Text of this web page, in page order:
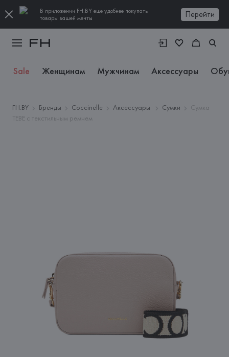
В приложении FH.BY еще удобнее покупать
товары вашей мечты
Перейти
Sale Женщинам Мужчинам Аксессуары
FH.BY Бренды Coccinelle Аксессуары Сумки
Сумка
TEBE с текстильным ремнем